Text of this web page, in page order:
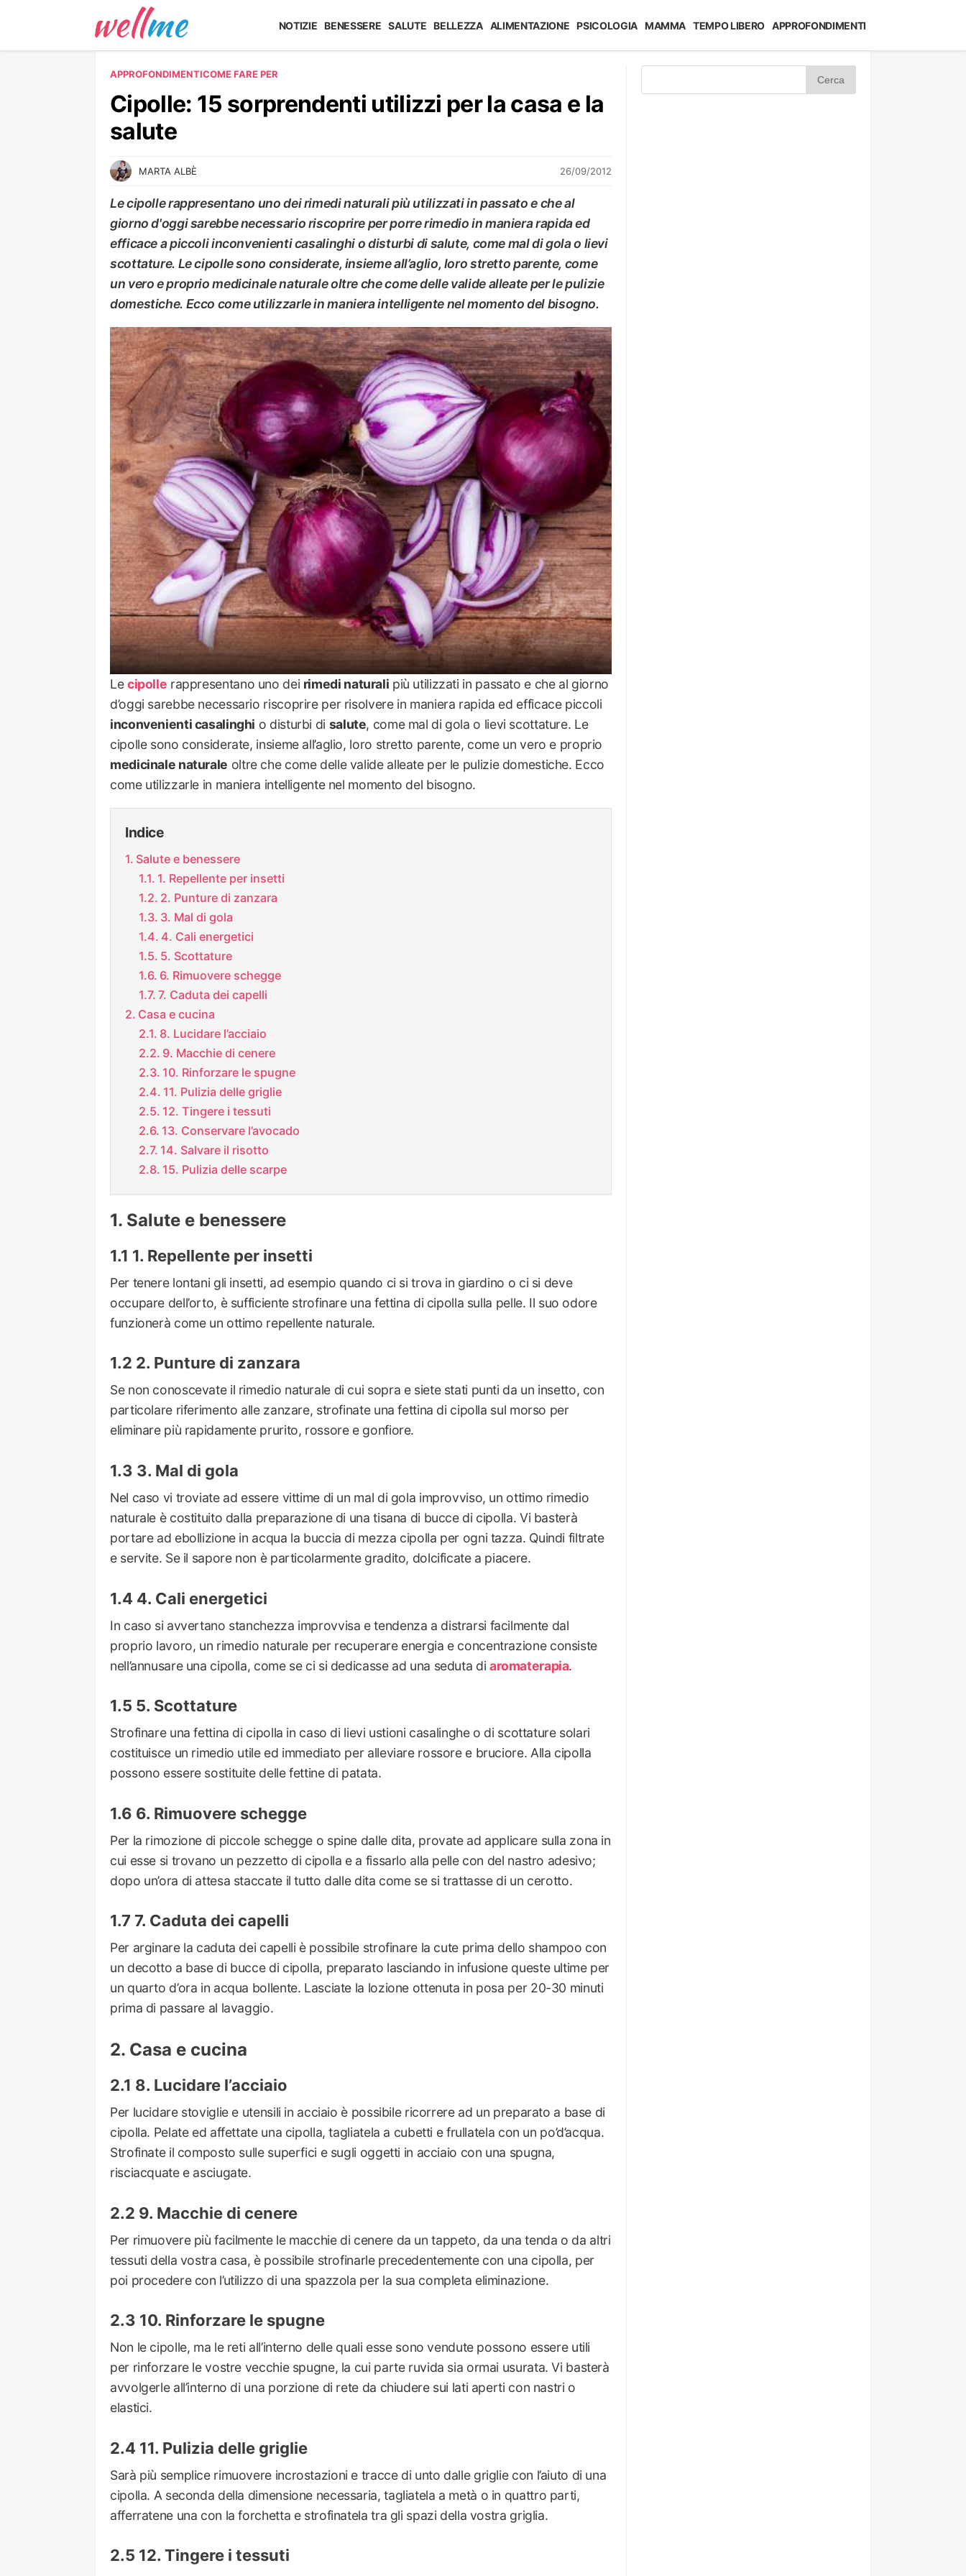
NOTIZIE BENESSERE SALUTE BELLEZZA ALIMENTAZIONE PSICOLOGIA MAMMA TEMPO LIBERO APPROFONDIMENTI
APPROFONDIMENTICOME FARE PER
Cipolle: 15 sorprendenti utilizzi per la casa e la
salute
MARTA ALBÈ 26/09/2012
Le cipolle rappresentano uno dei rimedi naturali più utilizzati in passato e che al
giorno d'oggi sarebbe necessario riscoprire per porre rimedio in maniera rapida ed
efficace a piccoli inconvenienti casalinghi o disturbi di salute, come mal di gola o lievi
scottature. Le cipolle sono considerate, insieme all’aglio, loro stretto parente, come
un vero e proprio medicinale naturale oltre che come delle valide alleate per le pulizie
domestiche. Ecco come utilizzarle in maniera intelligente nel momento del bisogno.
COME FARE PER
Lecipolle rappresentano uno dei rimedi naturali più utilizzati in passato e che al giorno
d’oggi sarebbe necessario riscoprire per risolvere in maniera rapida ed efficace piccoli
inconvenienti casalinghi o disturbi di salute, come mal di gola o lievi scottature. Le
cipolle sono considerate, insieme all’aglio, loro stretto parente, come un vero e proprio
medicinale naturale oltre che come delle valide alleate per le pulizie domestiche. Ecco
come utilizzarle in maniera intelligente nel momento del bisogno.
Indice
Salute e benessere
1. Repellente per insetti
2. Punture di zanzara
3. Mal di gola
4. Cali energetici
5. Scottature
6. Rimuovere schegge
7. Caduta dei capelli
Casa e cucina
8. Lucidare l’acciaio
9. Macchie di cenere
10. Rinforzare le spugne
11. Pulizia delle griglie
12. Tingere i tessuti
13. Conservare l’avocado
14. Salvare il risotto
15. Pulizia delle scarpe
Salute e benessere
1. Repellente per insetti
Per tenere lontani gli insetti, ad esempio quando ci si trova in giardino o ci si deve
occupare dell’orto, è sufficiente strofinare una fettina di cipolla sulla pelle. Il suo odore
funzionerà come un ottimo repellente naturale.
2. Punture di zanzara
Se non conoscevate il rimedio naturale di cui sopra e siete stati punti da un insetto, con
particolare riferimento alle zanzare, strofinate una fettina di cipolla sul morso per
eliminare più rapidamente prurito, rossore e gonfiore.
3. Mal di gola
Nel caso vi troviate ad essere vittime di un mal di gola improvviso, un ottimo rimedio
naturale è costituito dalla preparazione di una tisana di bucce di cipolla. Vi basterà
portare ad ebollizione in acqua la buccia di mezza cipolla per ogni tazza. Quindi filtrate
e servite. Se il sapore non è particolarmente gradito, dolcificate a piacere.
4. Cali energetici
In caso si avvertano stanchezza improvvisa e tendenza a distrarsi facilmente dal
proprio lavoro, un rimedio naturale per recuperare energia e concentrazione consiste
nell’annusare una cipolla, come se ci si dedicasse ad una seduta di aromaterapia.
5. Scottature
Strofinare una fettina di cipolla in caso di lievi ustioni casalinghe o di scottature solari
costituisce un rimedio utile ed immediato per alleviare rossore e bruciore. Alla cipolla
possono essere sostituite delle fettine di patata.
6. Rimuovere schegge
Per la rimozione di piccole schegge o spine dalle dita, provate ad applicare sulla zona in
cui esse si trovano un pezzetto di cipolla e a fissarlo alla pelle con del nastro adesivo;
dopo un’ora di attesa staccate il tutto dalle dita come se si trattasse di un cerotto.
7. Caduta dei capelli
Per arginare la caduta dei capelli è possibile strofinare la cute prima dello shampoo con
un decotto a base di bucce di cipolla, preparato lasciando in infusione queste ultime per
un quarto d’ora in acqua bollente. Lasciate la lozione ottenuta in posa per 20-30 minuti
prima di passare al lavaggio.
Casa e cucina
8. Lucidare l’acciaio
Per lucidare stoviglie e utensili in acciaio è possibile ricorrere ad un preparato a base di
cipolla. Pelate ed affettate una cipolla, tagliatela a cubetti e frullatela con un po’d’acqua.
Strofinate il composto sulle superfici e sugli oggetti in acciaio con una spugna,
risciacquate e asciugate.
9. Macchie di cenere
Per rimuovere più facilmente le macchie di cenere da un tappeto, da una tenda o da altri
tessuti della vostra casa, è possibile strofinarle precedentemente con una cipolla, per
poi procedere con l’utilizzo di una spazzola per la sua completa eliminazione.
10. Rinforzare le spugne
Non le cipolle, ma le reti all’interno delle quali esse sono vendute possono essere utili
per rinforzare le vostre vecchie spugne, la cui parte ruvida sia ormai usurata. Vi basterà
avvolgerle all’interno di una porzione di rete da chiudere sui lati aperti con nastri o
elastici.
11. Pulizia delle griglie
Sarà più semplice rimuovere incrostazioni e tracce di unto dalle griglie con l’aiuto di una
cipolla. A seconda della dimensione necessaria, tagliatela a metà o in quattro parti,
afferratene una con la forchetta e strofinatela tra gli spazi della vostra griglia.
12. Tingere i tessuti